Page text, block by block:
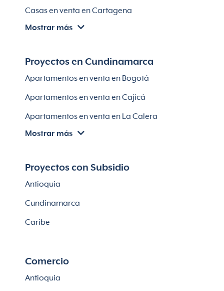
Casas en venta en Cartagena
Villas en Cartagena
Apartamentos en venta en Soledad
Mostrar más
Proyectos en Cundinamarca
Apartamentos en venta en Bogotá
Apartamentos en venta en Cajicá
Apartamentos en venta en La Calera
Apartamentos en venta en Chía
Casas en Cajicá
Mostrar más
Proyectos con Subsidio
Antioquia
Cundinamarca
Caribe
Comercio
Antioquia